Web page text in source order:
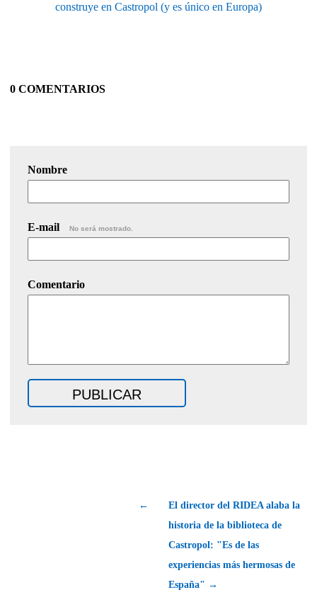
construye en Castropol (y es único en Europa)
0 COMENTARIOS
Nombre
E-mail No será mostrado.
Comentario
←
El director del RIDEA alaba la
historia de la biblioteca de
Castropol: "Es de las
experiencias más hermosas de
España" →